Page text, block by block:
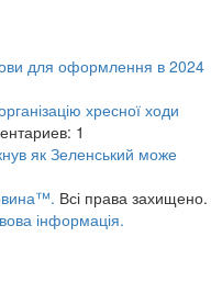
для оформлення в 2024
хресної ходи
1
як Зеленський може
Всі права захищено.
інформація.